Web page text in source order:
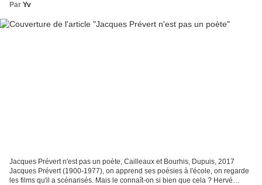
Par Yv
Jacques Prévert n'est pas un poète, Cailleaux et Bourhis, Dupuis, 2017
Jacques Prévert (1900-1977), on apprend ses poésies à l'école, on regarde
les films qu'il a scénarisés. Mais le connaît-on si bien que cela ? Hervé